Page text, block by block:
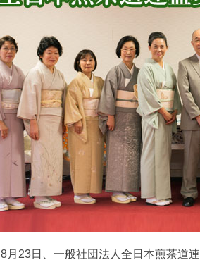
8月23日、一般社団法人全日本煎茶道